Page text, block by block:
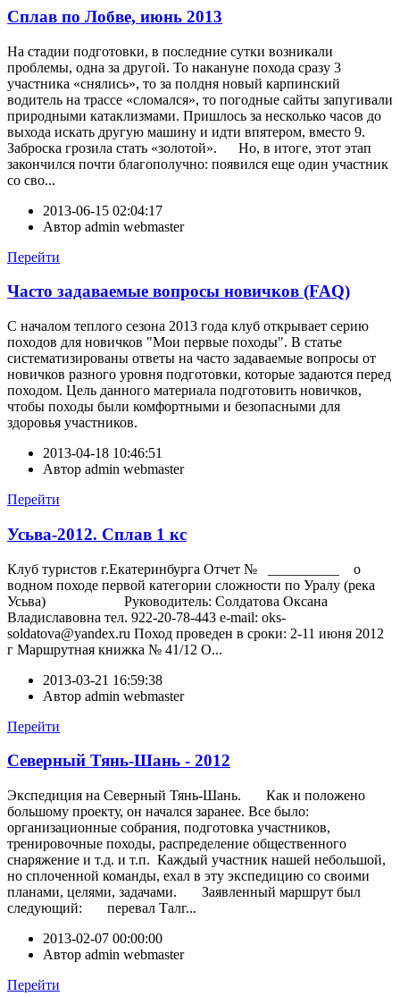
Сплав по Лобве, июнь 2013
На стадии подготовки, в последние сутки возникали
проблемы, одна за другой. То накануне похода сразу 3
участника «снялись», то за полдня новый карпинский
водитель на трассе «сломался», то погодные сайты запугивали
природными катаклизмами. Пришлось за несколько часов до
выхода искать другую машину и идти впятером, вместо 9.
Заброска грозила стать «золотой». Но, в итоге, этот этап
закончился почти благополучно: появился еще один участник
со сво...
2013-06-15 02:04:17
Автор admin webmaster
Перейти
Часто задаваемые вопросы новичков (FAQ)
С началом теплого сезона 2013 года клуб открывает серию
походов для новичков "Мои первые походы". В статье
систематизированы ответы на часто задаваемые вопросы от
новичков разного уровня подготовки, которые задаются перед
походом. Цель данного материала подготовить новичков,
чтобы походы были комфортными и безопасными для
здоровья участников.
2013-04-18 10:46:51
Автор admin webmaster
Перейти
Усьва-2012. Сплав 1 кс
Клуб туристов г.Екатеринбурга Отчет № __________ о
водном походе первой категории сложности по Уралу (река
Усьва) Руководитель: Солдатова Оксана
Владиславовна тел. 922-20-78-443 e-mail: oks-
soldatova@yandex.ru Поход проведен в сроки: 2-11 июня 2012
г Маршрутная книжка № 41/12 О...
2013-03-21 16:59:38
Автор admin webmaster
Перейти
Северный Тянь-Шань - 2012
Экспедиция на Северный Тянь-Шань. Как и положено
большому проекту, он начался заранее. Все было:
организационные собрания, подготовка участников,
тренировочные походы, распределение общественного
снаряжение и т.д. и т.п. Каждый участник нашей небольшой,
но сплоченной команды, ехал в эту экспедицию со своими
планами, целями, задачами. Заявленный маршрут был
следующий: перевал Талг...
2013-02-07 00:00:00
Автор admin webmaster
Перейти